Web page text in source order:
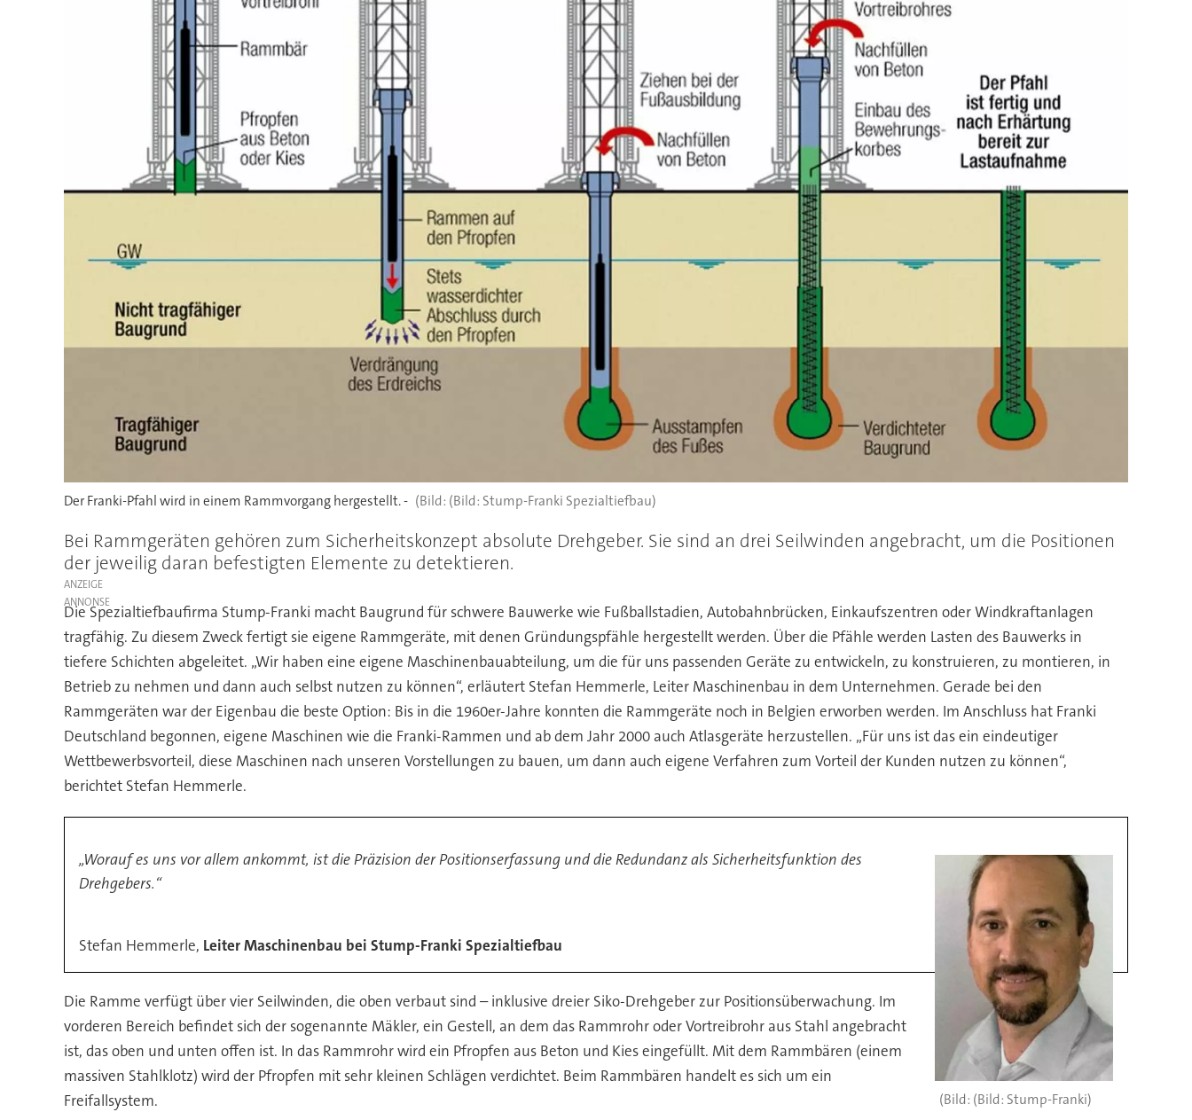
Der Franki-Pfahl wird in einem Rammvorgang hergestellt. - (Bild: Stump-Franki Spezialtiefbau)
Bei Rammgeräten gehören zum Sicherheitskonzept absolute Drehgeber. Sie sind an drei Seilwinden angebracht, um die Positionen
der jeweilig daran befestigten Elemente zu detektieren.
ANZEIGE
Die Spezialtiefbaufirma Stump-Franki macht Baugrund für schwere Bauwerke wie Fußballstadien, Autobahnbrücken, Einkaufszentren oder Windkraftanlagen
tragfähig. Zu diesem Zweck fertigt sie eigene Rammgeräte, mit denen Gründungspfähle hergestellt werden. Über die Pfähle werden Lasten des Bauwerks in
tiefere Schichten abgeleitet. „Wir haben eine eigene Maschinenbauabteilung, um die für uns passenden Geräte zu entwickeln, zu konstruieren, zu montieren, in
Betrieb zu nehmen und dann auch selbst nutzen zu können“, erläutert Stefan Hemmerle, Leiter Maschinenbau in dem Unternehmen. Gerade bei den
Rammgeräten war der Eigenbau die beste Option: Bis in die 1960er-Jahre konnten die Rammgeräte noch in Belgien erworben werden. Im Anschluss hat Franki
Deutschland begonnen, eigene Maschinen wie die Franki-Rammen und ab dem Jahr 2000 auch Atlasgeräte herzustellen. „Für uns ist das ein eindeutiger
Wettbewerbsvorteil, diese Maschinen nach unseren Vorstellungen zu bauen, um dann auch eigene Verfahren zum Vorteil der Kunden nutzen zu können“,
berichtet Stefan Hemmerle.
(Bild: Stump-Franki)
„Worauf es uns vor allem ankommt, ist die Präzision der Positionserfassung und die Redundanz als Sicherheitsfunktion des
Drehgebers.“
Stefan Hemmerle, Leiter Maschinenbau bei Stump-Franki Spezialtiefbau
Die Ramme verfügt über vier Seilwinden, die oben verbaut sind – inklusive dreier Siko-Drehgeber zur Positionsüberwachung. Im
vorderen Bereich befindet sich der sogenannte Mäkler, ein Gestell, an dem das Rammrohr oder Vortreibrohr aus Stahl angebracht
ist, das oben und unten offen ist. In das Rammrohr wird ein Pfropfen aus Beton und Kies eingefüllt. Mit dem Rammbären (einem
massiven Stahlklotz) wird der Pfropfen mit sehr kleinen Schlägen verdichtet. Beim Rammbären handelt es sich um ein
Freifallsystem.